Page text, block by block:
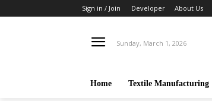
Sign in / Join Developer About Us
Sunday, March 1, 2026
Home Textile Manufacturing